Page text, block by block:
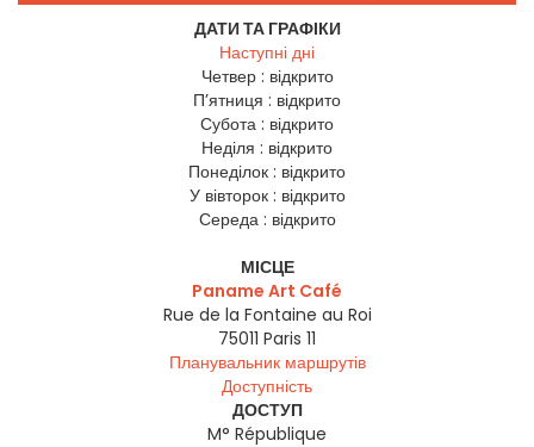
ДАТИ ТА ГРАФІКИ
Наступні дні
Четвер : відкрито
П’ятниця : відкрито
Субота : відкрито
Неділя : відкрито
Понеділок : відкрито
У вівторок : відкрито
Середа : відкрито
МІСЦЕ
Paname Art Café
Rue de la Fontaine au Roi
75011 Paris 11
Планувальник маршрутів
Доступність
ДОСТУП
M° République